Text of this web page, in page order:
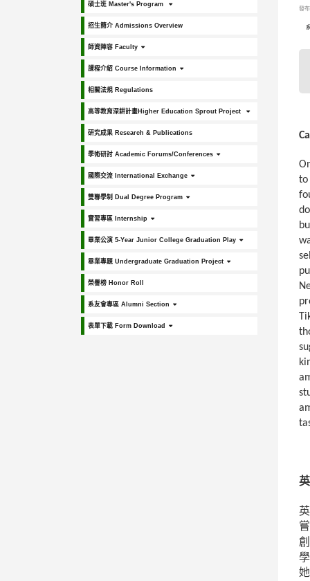
碩士班 Master's Program
招生簡介 Admissions Overview
師資陣容 Faculty
課程介紹 Course Information
相關法規 Regulations
高等教育深耕計畫Higher Education Sprout Project
研究成果 Research & Publications
學術研討 Academic Forums/Conferences
國際交流 International Exchange
雙聯學制 Dual Degree Program
實習專區 Internship
畢業公演 5-Year Junior College Graduation Play
畢業專題 Undergraduate Graduation Project
榮譽榜 Honor Roll
系友會專區 Alumni Section
表單下載 Form Download
發
to